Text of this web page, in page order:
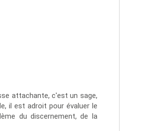
attachante, c'est un sage,
il est adroit pour évaluer le
du discernement, de la